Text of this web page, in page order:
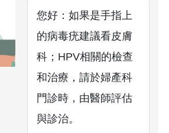
您好：如果是手指上
的病毒疣建議看皮膚
科；HPV相關的檢查
和治療，請於婦產科
門診時，由醫師評估
與診治。